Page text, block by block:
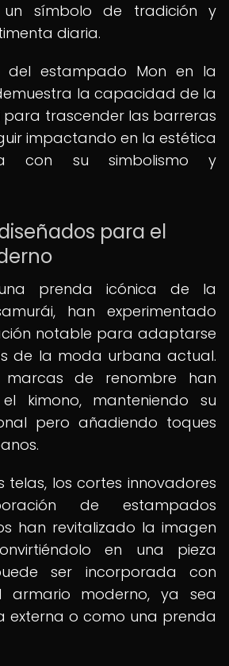
un símbolo de tradición y
diaria.
del estampado Mon en la
la capacidad de la
trascender las barreras
impactando en la estética
con su simbolismo y
para el
prenda icónica de la
han experimentado
notable para adaptarse
de la moda urbana actual.
marcas de renombre han
kimono, manteniendo su
pero añadiendo toques
telas, los cortes innovadores
de estampados
han revitalizado la imagen
en una pieza
ser incorporada con
armario moderno, ya sea
externa o como una prenda